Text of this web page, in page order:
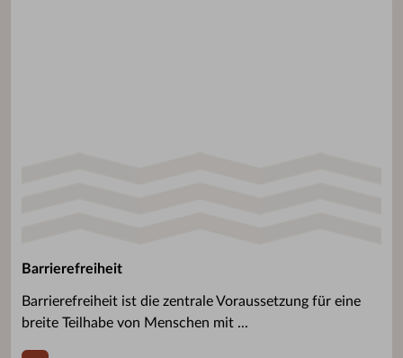
Barrierefreiheit
Barrierefreiheit ist die zentrale Voraussetzung für eine
breite Teilhabe von Menschen mit ...